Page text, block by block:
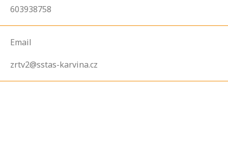
603938758
Email
zrtv2@sstas-karvina.cz